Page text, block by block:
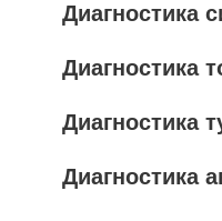
Диагностика
Диагностика
Диагностика
Диагностика